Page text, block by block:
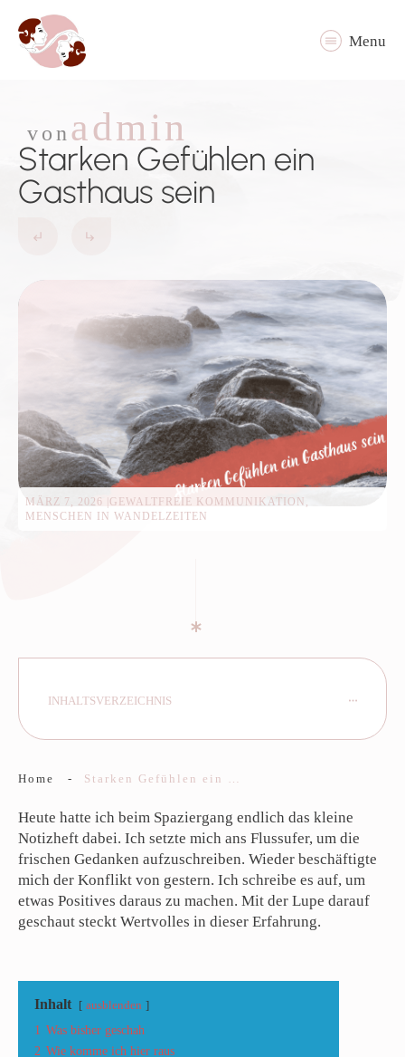
Menu
von admin
Starken Gefühlen ein
Gasthaus sein
MÄRZ 7, 2026
GEWALTFREIE KOMMUNIKATION,
MENSCHEN IN WANDELZEITEN
INHALTSVERZEICHNIS
Home - Starken Gefühlen ein Gasthaus sein
Heute hatte ich beim Spaziergang endlich das kleine
Notizheft dabei. Ich setzte mich ans Flussufer, um die
frischen Gedanken aufzuschreiben. Wieder beschäftigte
mich der Konflikt von gestern. Ich schreibe es auf, um
etwas Positives daraus zu machen. Mit der Lupe darauf
geschaut steckt Wertvolles in dieser Erfahrung.
Inhalt ausblenden
1 Was bisher geschah
2 Wie komme ich hier raus